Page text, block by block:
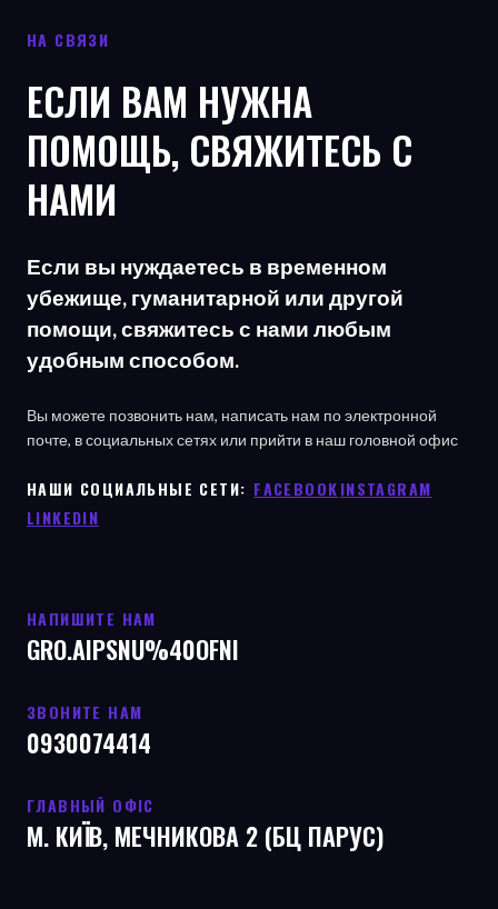
НА СВЯЗИ
ЕСЛИ ВАМ НУЖНА
ПОМОЩЬ, СВЯЖИТЕСЬ С
НАМИ
Если вы нуждаетесь в временном
убежище, гуманитарной или другой
помощи, свяжитесь с нами любым
удобным способом.
Вы можете позвонить нам, написать нам по электронной
почте, в социальных сетях или прийти в наш головной офис
НАШИ СОЦИАЛЬНЫЕ СЕТИ: ㅤ FACEBOOKINSTAGRAM
LINKEDIN
НАПИШИТЕ НАМ
GRO.AIPSNU%40OFNI
ЗВОНИТЕ НАМ
0930074414
ГЛАВНЫЙ ОФІС
М. КИЇВ, МЕЧНИКОВА 2 (БЦ ПАРУС)